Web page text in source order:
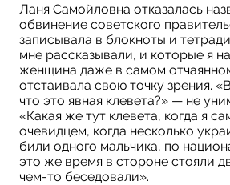
Ланя Самойловна отказалась
обвинение советского
записывала в блокноты и
мне рассказывали, и которые я
женщина даже в самом
отстаивала свою точку зрения.
что это явная клевета?» — не
«Какая же тут клевета, когда я
очевидцем, когда несколько
били одного мальчика, по
это же время в стороне стояли
чем-то беседовали».